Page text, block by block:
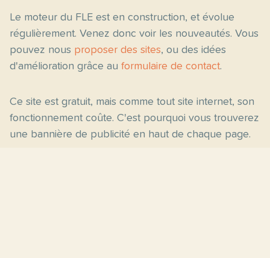
Le moteur du FLE est en construction, et évolue
régulièrement. Venez donc voir les nouveautés. Vous
pouvez nous proposer des sites, ou des idées
d'amélioration grâce au formulaire de contact.
Ce site est gratuit, mais comme tout site internet, son
fonctionnement coûte. C'est pourquoi vous trouverez
une bannière de publicité en haut de chaque page.